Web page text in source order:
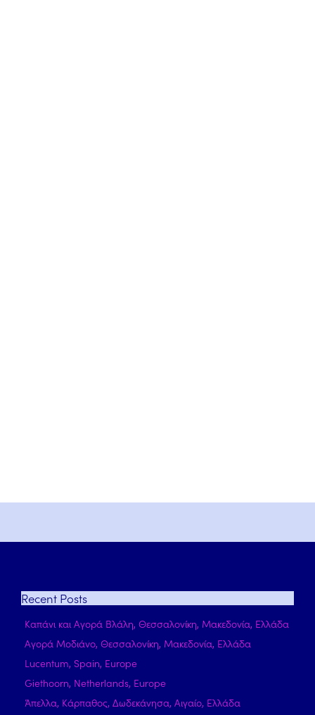
Recent Posts
Καπάνι και Αγορά Βλάλη, Θεσσαλονίκη, Μακεδονία, Ελλάδα
Αγορά Μοδιάνο, Θεσσαλονίκη, Μακεδονία, Ελλάδα
Lucentum, Spain, Europe
Giethoorn, Netherlands, Europe
Άπελλα, Κάρπαθος, Δωδεκάνησα, Αιγαίο, Ελλάδα